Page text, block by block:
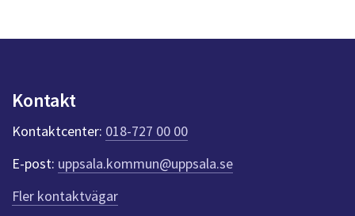
n
k
t
e
r
f
ö
r
Kontakt
Kontaktcenter: 018-727 00 00
E-post: uppsala.kommun@uppsala.se
Fler kontaktvägar